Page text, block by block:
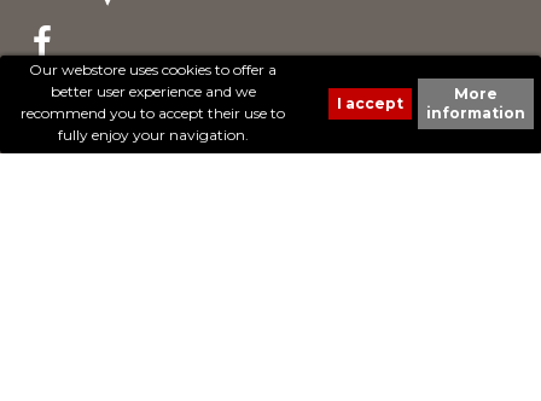
Our webstore uses cookies to offer a
better user experience and we
recommend you to accept their use to
fully enjoy your navigation.
More
information
© 2017 - Cheval Liberté. Tous droits réservés.
Création de sites Internet | ProduWeb